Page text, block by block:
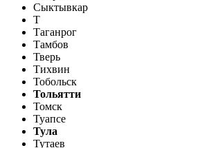
Сыктывкар
Т
Таганрог
Тамбов
Тверь
Тихвин
Тобольск
Тольятти
Томск
Туапсе
Тула
Тутаев